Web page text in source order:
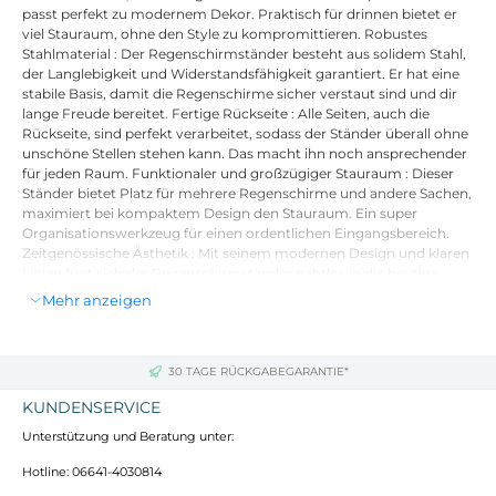
passt perfekt zu modernem Dekor. Praktisch für drinnen bietet er
viel Stauraum, ohne den Style zu kompromittieren. Robustes
Stahlmaterial : Der Regenschirmständer besteht aus solidem Stahl,
der Langlebigkeit und Widerstandsfähigkeit garantiert. Er hat eine
stabile Basis, damit die Regenschirme sicher verstaut sind und dir
lange Freude bereitet. Fertige Rückseite : Alle Seiten, auch die
Rückseite, sind perfekt verarbeitet, sodass der Ständer überall ohne
unschöne Stellen stehen kann. Das macht ihn noch ansprechender
für jeden Raum. Funktionaler und großzügiger Stauraum : Dieser
Ständer bietet Platz für mehrere Regenschirme und andere Sachen,
maximiert bei kompaktem Design den Stauraum. Ein super
Organisationswerkzeug für einen ordentlichen Eingangsbereich.
Zeitgenössische Ästhetik : Mit seinem modernen Design und klaren
Wohnkultur ein und macht den Raum noch schöner. Einfache
Pflege : Um ihn sauber zu halten, einfach mit einem feuchten Tuch
Farbe: Weiß
Gesamtmaße: 15,5 x 15,5 x 49 cm (L x B x H)
Haltbar
Mehr anzeigen
30 TAGE RÜCKGABEGARANTIE*
KUNDENSERVICE
Unterstützung und Beratung unter:
Hotline: 06641-4030814